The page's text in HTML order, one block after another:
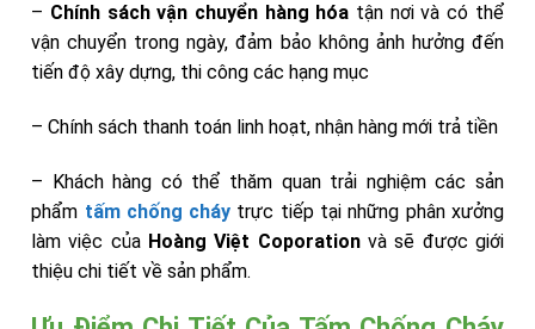
– Chính sách vận chuyển hàng hóa tận nơi và có thể
vận chuyển trong ngày, đảm bảo không ảnh hưởng đến
tiến độ xây dựng, thi công các hạng mục
– Chính sách thanh toán linh hoạt, nhận hàng mới trả tiền
– Khách hàng có thể thăm quan trải nghiệm các sản
phẩm tấm chống cháy trực tiếp tại những phân xưởng
làm việc của Hoàng Việt Coporationvà sẽ được giới
thiệu chi tiết về sản phẩm.